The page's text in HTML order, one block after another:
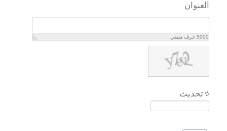
العنوان
5000 حرف متبقي
تحديث